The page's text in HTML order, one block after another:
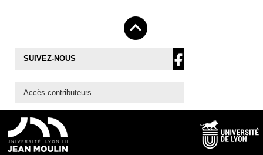
SUIVEZ-NOUS
Accès contributeurs